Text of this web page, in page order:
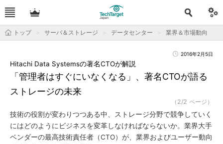
トップ サーバ＆ストレージ データセンター 業界＆市場動向
2016年2月5日
「管理者はすぐにいなくなる」、著名CTOが語る
ストレージの未来
Hitachi Data Systemsの著名CTOが解説
（2/2 ページ）
技術の役割が変わりつつある中、ストレージ分野で競争していく
にはどのようにビジネスを変革しなければならないか。業界大手
ベンダーの最高技術責任者（CTO）が、業界およびユーザー動向